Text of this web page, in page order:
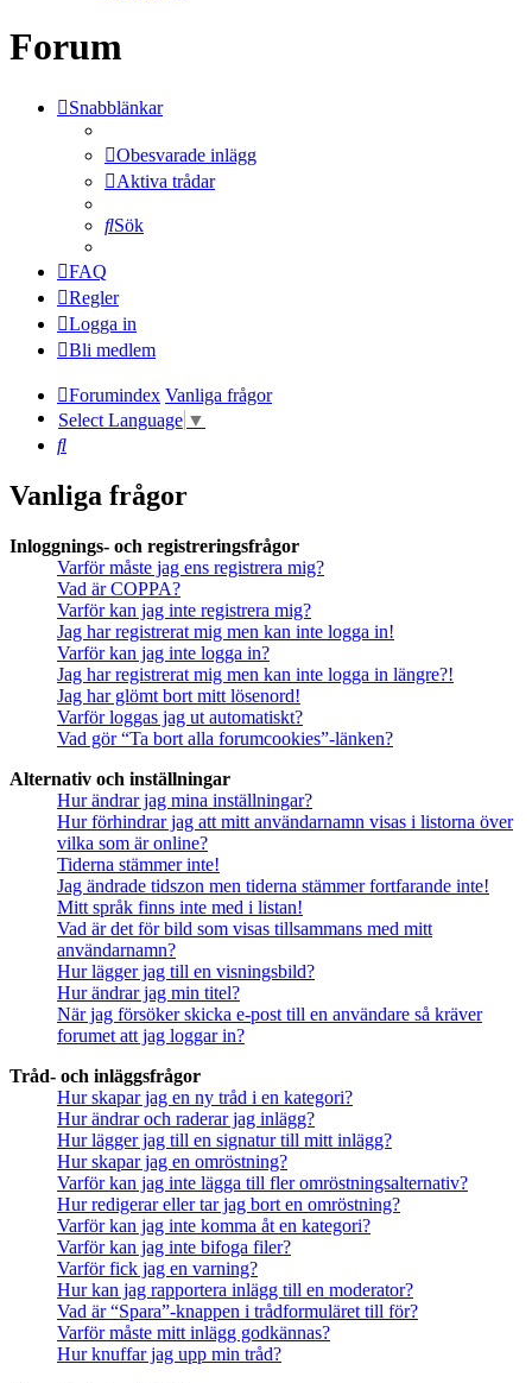
Forum
Snabblänkar
Obesvarade inlägg
Aktiva trådar
Sök
FAQ
Regler
Logga in
Bli medlem
Forumindex Vanliga frågor
Select Language ▼
Sök
Vanliga frågor
Inloggnings- och registreringsfrågor
Varför måste jag ens registrera mig?
Vad är COPPA?
Varför kan jag inte registrera mig?
Jag har registrerat mig men kan inte logga in!
Varför kan jag inte logga in?
Jag har registrerat mig men kan inte logga in längre?!
Jag har glömt bort mitt lösenord!
Varför loggas jag ut automatiskt?
Vad gör “Ta bort alla forumcookies”-länken?
Alternativ och inställningar
Hur ändrar jag mina inställningar?
Hur förhindrar jag att mitt användarnamn visas i listorna över
vilka som är online?
Tiderna stämmer inte!
Jag ändrade tidszon men tiderna stämmer fortfarande inte!
Mitt språk finns inte med i listan!
Vad är det för bild som visas tillsammans med mitt
användarnamn?
Hur lägger jag till en visningsbild?
Hur ändrar jag min titel?
När jag försöker skicka e-post till en användare så kräver
forumet att jag loggar in?
Tråd- och inläggsfrågor
Hur skapar jag en ny tråd i en kategori?
Hur ändrar och raderar jag inlägg?
Hur lägger jag till en signatur till mitt inlägg?
Hur skapar jag en omröstning?
Varför kan jag inte lägga till fler omröstningsalternativ?
Hur redigerar eller tar jag bort en omröstning?
Varför kan jag inte komma åt en kategori?
Varför kan jag inte bifoga filer?
Varför fick jag en varning?
Hur kan jag rapportera inlägg till en moderator?
Vad är “Spara”-knappen i trådformuläret till för?
Varför måste mitt inlägg godkännas?
Hur knuffar jag upp min tråd?